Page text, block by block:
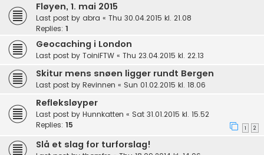
Fløyen, 1. mai 2015
Last post by abra « Thu 30.04.2015 kl. 21.08
Replies: 1
Geocaching i London
Last post by ToiniFTW « Thu 23.04.2015 kl. 22.13
Skitur mens snøen ligger rundt Bergen
Last post by Revinnen « Sun 01.02.2015 kl. 18.06
Refleksløyper
Last post by Hunnkatten « Sat 31.01.2015 kl. 15.52
Replies: 15 1 2
Slå et slag for turforslag!